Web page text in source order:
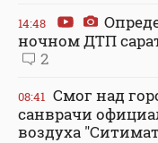
14:48
ночном ДТП
2
08:41 Смог над
санврачи
воздуха